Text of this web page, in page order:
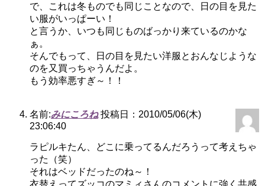
で、これは冬ものでも同じことなので、日の目を見た
い服がいっぱーい！
と言うか、いつも同じものばっかり来ているのかな
ぁ。
そんでもって、日の目を見たい洋服とおんなじような
のを又買っちゃうんだよ。
もう効率悪すぎ～！！
名前:みにころね 投稿日：2010/05/06(木)
23:06:40
ラピルキたん、どこに乗ってるんだろうって考えちゃ
った（笑）
それはベッドだったのね～！
衣替えってズッコのマミィさんのコメントに強く共感